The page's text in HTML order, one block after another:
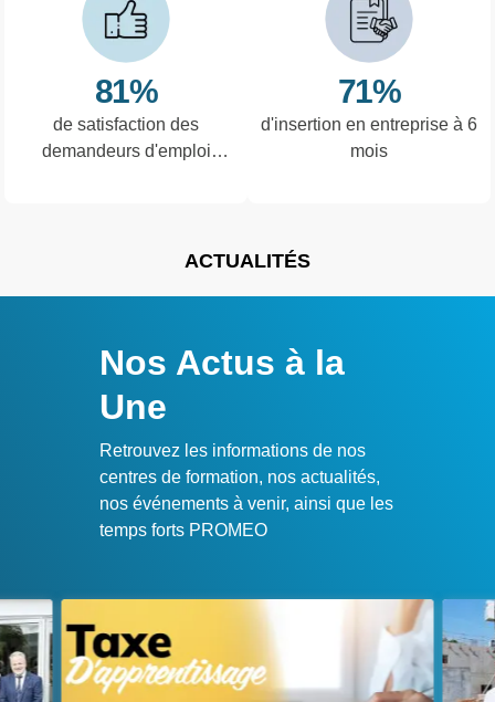
81%
de satisfaction des
demandeurs d'emploi
71%
d'insertion en entreprise à 6
mois
ACTUALITÉS
Nos Actus à la
Une
Retrouvez les informations de nos
centres de formation, nos actualités,
nos événements à venir, ainsi que les
temps forts PROMEO